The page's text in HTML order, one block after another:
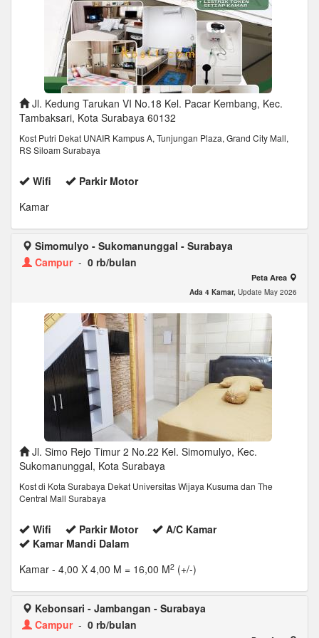
Jl. Kedung Tarukan VI No.18 Kel. Pacar Kembang, Kec.
Tambaksari, Kota Surabaya 60132
Kost Putri Dekat UNAIR Kampus A, Tunjungan Plaza, Grand City Mall,
RS Siloam Surabaya
Wifi
Parkir Motor
Kamar
Simomulyo - Sukomanunggal - Surabaya
Campur- 0 rb/bulan
Peta Area
Ada 4 Kamar, Update May 2026
Jl. Simo Rejo Timur 2 No.22 Kel. Simomulyo, Kec.
Sukomanunggal, Kota Surabaya
Kost di Kota Surabaya Dekat Universitas Wijaya Kusuma dan The
Central Mall Surabaya
Wifi Parkir Motor
A/C Kamar
Kamar Mandi Dalam
Kamar - 4,00 X 4,00 M = 16,00 M2 (+/-)
Kebonsari - Jambangan - Surabaya
Campur- 0 rb/bulan